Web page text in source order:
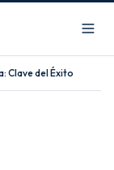
Clave del Éxito